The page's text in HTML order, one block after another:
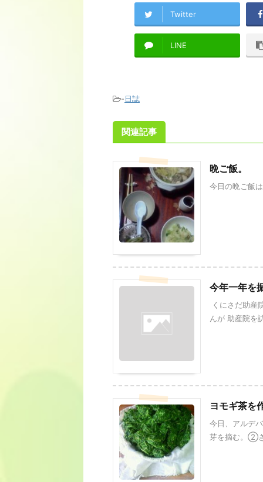
Twitter
LINE
-日誌
関連記事
晩ご飯。
今日の晩ご飯
今年一年を
くにさだ助産
んが 助産院を
ヨモギ茶を
今日、アルデ
芽を摘む。②